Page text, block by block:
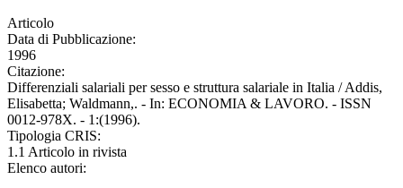
Articolo
Data di Pubblicazione:
1996
Citazione:
Differenziali salariali per sesso e struttura salariale in Italia / Addis,
Elisabetta; Waldmann,. - In: ECONOMIA & LAVORO. - ISSN
0012-978X. - 1:(1996).
Tipologia CRIS:
1.1 Articolo in rivista
Elenco autori: